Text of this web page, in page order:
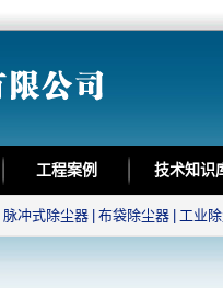
工程案例 技术知识
脉冲式除尘器 布袋除尘器 工业